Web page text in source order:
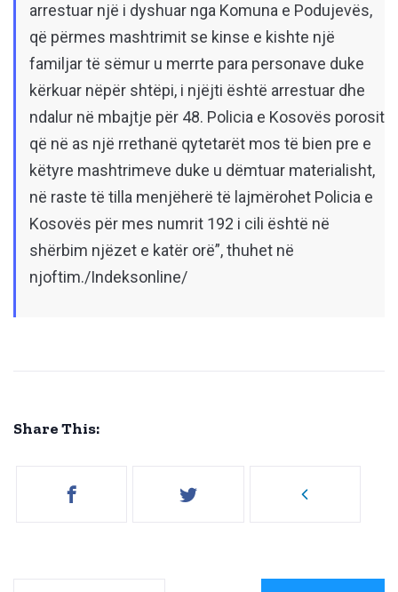
arrestuar një i dyshuar nga Komuna e Podujevës,
që përmes mashtrimit se kinse e kishte një
familjar të sëmur u merrte para personave duke
kërkuar nëpër shtëpi, i njëjti është arrestuar dhe
ndalur në mbajtje për 48. Policia e Kosovës porosit
që në as një rrethanë qytetarët mos të bien pre e
këtyre mashtrimeve duke u dëmtuar materialisht,
në raste të tilla menjëherë të lajmërohet Policia e
Kosovës për mes numrit 192 i cili është në
shërbim njëzet e katër orë”, thuhet në
njoftim./Indeksonline/
Share This: